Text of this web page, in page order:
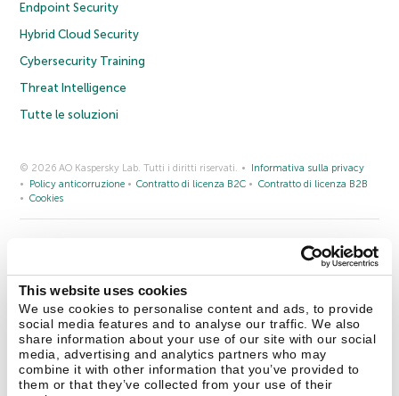
This website uses cookies
We use cookies to personalise content and ads, to provide
social media features and to analyse our traffic. We also
share information about your use of our site with our social
media, advertising and analytics partners who may
combine it with other information that you’ve provided to
them or that they’ve collected from your use of their
Endpoint Security
Hybrid Cloud Security
Cybersecurity Training
Threat Intelligence
Tutte le soluzioni
© 2026 AO Kaspersky Lab. Tutti i diritti riservati.
Informativa sulla privacy
Policy anticorruzione
Contratto di licenza B2C
Contratto di licenza B2B
Cookies
Securelist Eugene Personal Blog Encyclopedia
Italia & Svizzera